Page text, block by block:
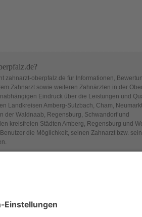
zahnarzt-oberpfalz.de für Informationen,
Zahnarzt sowie weiteren Zahnärzten in der
Eindruck über die Leistungen und
Landkreisen Amberg-Sulzbach, Cham,
der Waldnaab, Regensburg, Schwandorf und
kreisfreien Städten Amberg, Regensburg und
die Möglichkeit, seinen Zahnarzt bzw.